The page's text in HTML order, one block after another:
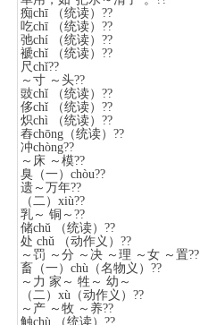
痴chī （统读）??
吃chī （统读）??
弛chí （统读）??
褫chǐ （统读）??
尺chǐ??
～寸 ～头??
豉chǐ （统读）??
侈chǐ （统读）??
炽chì （统读）??
舂chōng（统读）??
冲chòng??
～床 ～模??
臭（一）chòu??
遗～万年??
（二）xiù??
乳～ 铜～??
储chǔ （统读）??
处 chǔ （动作义）??
～罚 ～分 ～决 ～理 ～女 ～置??
畜（一）chù（名物义）??
～力 家～ 牲～ 幼～
（二）xù（动作义）??
～产 ～牧 ～养??
触chù （统读）??